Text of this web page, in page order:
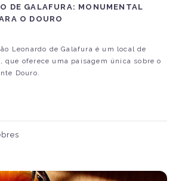
DE GALAFURA: MONUMENTAL
O DOURO
Leonardo de Galafura é um local de
oferece uma paisagem única sobre o
Douro.